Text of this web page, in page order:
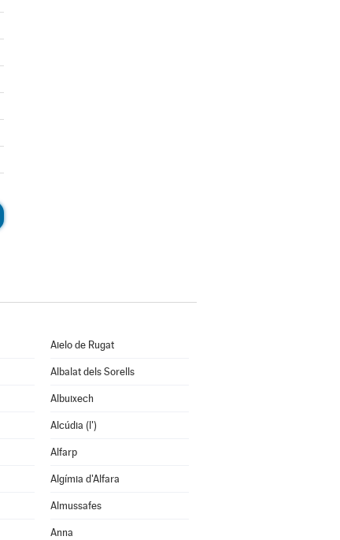
Aielo de Rugat
Albalat dels Sorells
Albuixech
Alcúdia (l')
Alfarp
Algímia d'Alfara
Almussafes
Anna